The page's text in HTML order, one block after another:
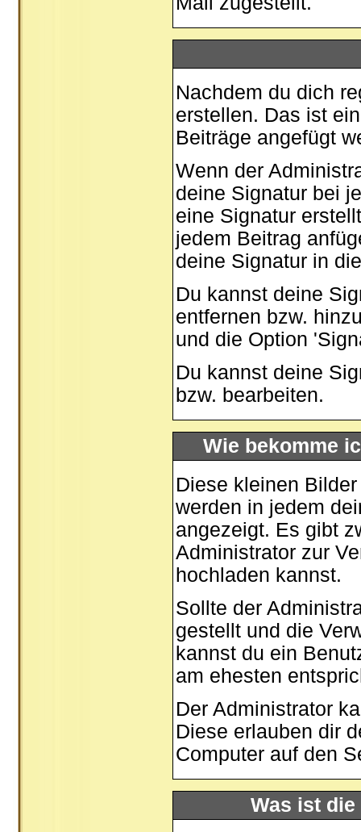
Nachdem du dich
erstellen. Das ist
Beiträge angefügt
Wenn der
deine Signatur bei
eine Signatur
jedem Beitrag
deine Signatur in
Du kannst deine
entfernen bzw.
und die Option
Du kannst deine
bzw. bearbeiten.
Wie bekomme
Diese kleinen
werden in jedem
angezeigt. Es gibt
Administrator zur
hochladen kannst.
Sollte der
gestellt und die
kannst du ein
am ehesten
Der Administrator
Diese erlauben dir
Computer auf den
Was ist